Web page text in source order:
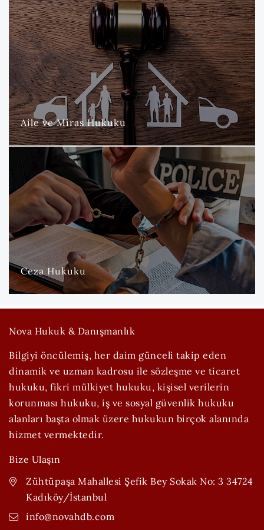
Aile ve Miras Hukuku
Aile ve Miras Hukuku
Nova Hukuk ve Danışmanlık Bürosu olarak, bireylerin en kişisel
ve hassas meselelerini kapsayan aile ve miras hukuku
alanlarında titizlikle hukuki destek sunmaktayız.
DAHA FAZLA
Ceza Hukuku
Ceza Hukuku
Nova Hukuk ve Danışmanlık Bürosu olarak, müvekkillerimizin
karşılaşabileceği ceza hukuku sorunlarına yönelik kapsamlı ve
etkili hukuki hizmetler sunmaktayız.
DAHA FAZLA
Nova Hukuk & Danışmanlık
Bilgiyi öncülemiş, her daim günceli takip eden
dinamik ve uzman kadrosu ile sözleşme ve ticaret
hukuku, fikri mülkiyet hukuku, kişisel verilerin
korunması hukuku, iş ve sosyal güvenlik hukuku
alanları başta olmak üzere hukukun birçok alanında
hizmet vermektedir.
Bize Ulaşın
Zühtüpaşa Mahallesi Şefik Bey Sokak No: 3 34724
Kadıköy/İstanbul
info@novahdb.com